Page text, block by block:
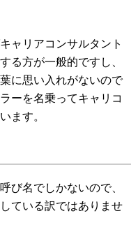
ャリアコンサルタント
る方が一般的ですし、
に思い入れがないので
ーを名乗ってキャリコ
ます。
び名でしかないので、
ている訳ではありませ